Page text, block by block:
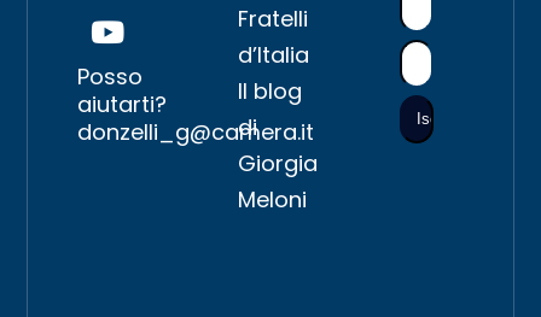
Posso
aiutarti?
donzelli_g@camera.it
Fratelli
d’Italia
Il blog
di
Giorgia
Meloni